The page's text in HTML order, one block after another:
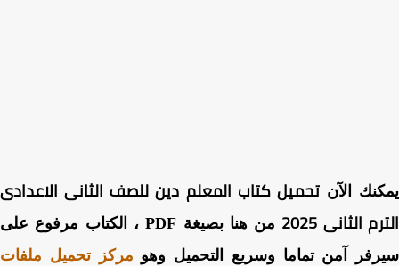
الآنتحميل كتاب المعلم دين للصف الثانى الاعدادى
الثانى 2025
من هنا بصيغة PDF ، الكتاب مرفوع على
آمن تماما وسريع التحميل وهومركز تحميل ملفات